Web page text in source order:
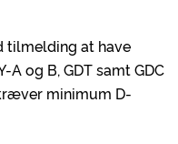
tilmelding at have
A og B, GDT samt GDC
minimum D-